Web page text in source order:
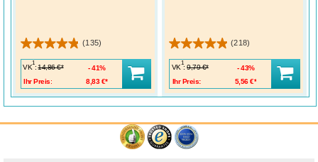
(135)
VK
1
: 14,86 €*
Ihr Preis:
8,83 €*
41%
(218)
VK
1
: 9,79 €*
Ihr Preis:
5,56 €*
43%